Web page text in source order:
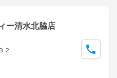
ー清水北脇店
２